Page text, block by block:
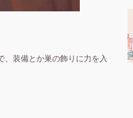
装備とか巣の飾りに力を入